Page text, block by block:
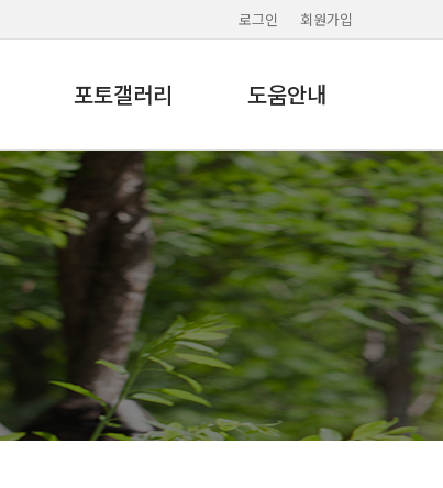
로그인 회원가입
포토갤러리 도움안내